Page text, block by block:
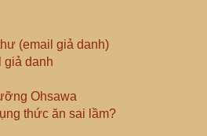
(email giả danh)
giả danh
Ohsawa
thức ăn sai lầm?